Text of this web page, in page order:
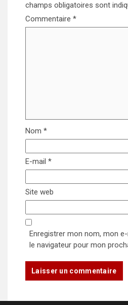
champs obligatoires sont
Commentaire *
Nom *
E-mail *
Site web
Enregistrer mon nom, mon
le navigateur pour mon